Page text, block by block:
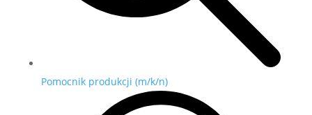
Pomocnik produkcji (m/k/n)